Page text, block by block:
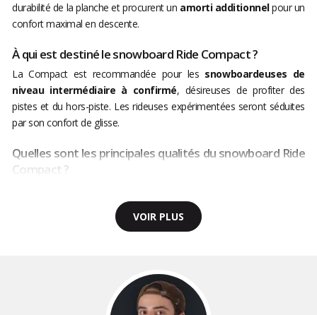
durabilité de la planche et procurent un amorti additionnelpour un
confort maximal en descente.
À qui est destiné le snowboard Ride Compact ?
La Compact est recommandée pour les snowboardeuses de
niveau intermédiaire à confirmé, désireuses de profiter des
pistes et du hors-piste. Les rideuses expérimentées seront séduites
par son confort de glisse.
Quelles sont les principales qualités du snowboard Ride
Compact ?
VOIR PLUS